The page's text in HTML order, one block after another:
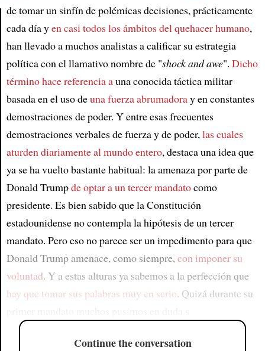
Article
de tomar un sinfín de polémicas decisiones, prácticamente
cada día yen casi todos los ámbitos del quehacer humano,
han llevado a muchos analistas a calificar su estrategia
política con el llamativo nombre de "shock and awe". Dicho
término hace referencia auna conocida táctica militar
basada en el uso deuna fuerza abrumadoray en constantes
demostraciones de poder. Y entre esas frecuentes
demostraciones verbales de fuerza y de poder,las cuales
aturden diariamente al mundo entero, destaca una idea que
ya se ha vuelto bastante habitual: la amenaza por parte de
Donald Trumpde optar a un tercer mandatocomo
presidente. Es bien sabido que la Constitución
estadounidense no contempla la hipótesis de un tercer
mandato. Pero eso no parece ser un impedimento para que
Donald Trump amenace, como siempre,con imponer su
voluntad. Y a estas alturas ya sabemos a la perfección que
hay que tomar sus palabras muy en serio. Quizá durante su
Continue the conversation